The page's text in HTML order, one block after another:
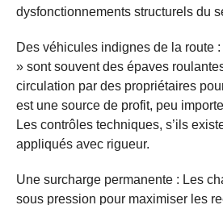
dysfonctionnements structurels du
Des véhicules indignes de la route
» sont souvent des épaves
circulation par des propriétaires
est une source de profit, peu
Les contrôles techniques, s’ils
appliqués avec rigueur.
Une surcharge permanente : Les
sous pression pour maximiser les